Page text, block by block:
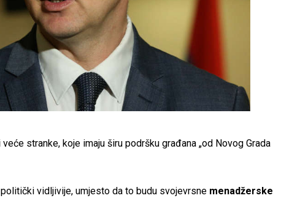
stranke, koje imaju širu podršku građana „od Novog Grada
vidljivije, umjesto da to budu svojevrsne menadžerske